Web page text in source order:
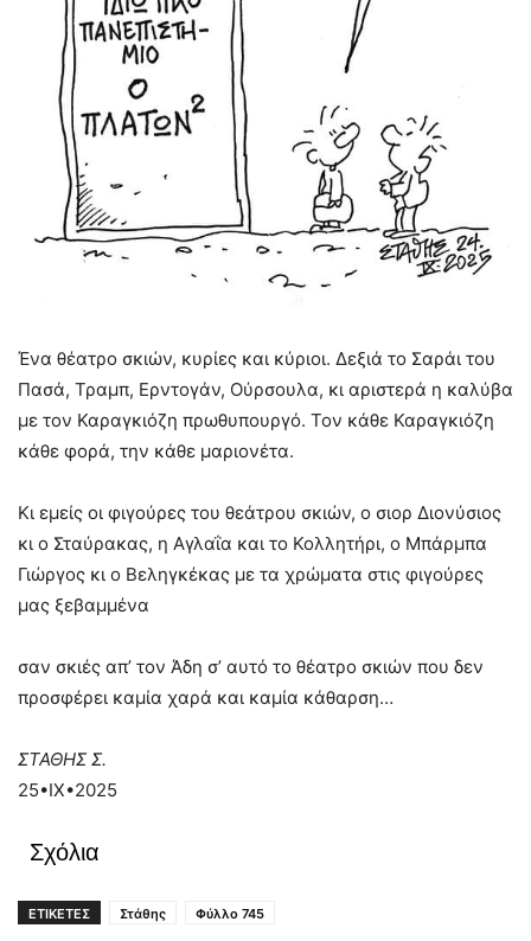
Ένα θέατρο σκιών, κυρίες και κύριοι. Δεξιά το Σαράι του
Πασά, Τραμπ, Ερντογάν, Ούρσουλα, κι αριστερά η καλύβα
με τον Καραγκιόζη πρωθυπουργό. Τον κάθε Καραγκιόζη
κάθε φορά, την κάθε μαριονέτα.
Κι εμείς οι φιγούρες του θεάτρου σκιών, ο σιορ Διονύσιος
κι ο Σταύρακας, η Αγλαΐα και το Κολλητήρι, ο Μπάρμπα
Γιώργος κι ο Βεληγκέκας με τα χρώματα στις φιγούρες
μας ξεβαμμένα
σαν σκιές απ’ τον Άδη σ’ αυτό το θέατρο σκιών που δεν
προσφέρει καμία χαρά και καμία κάθαρση…
ΣΤΑΘΗΣ Σ.
25•ΙΧ•2025
Σχόλια
ΕΤΙΚΕΤΕΣ Στάθης Φύλλο 745